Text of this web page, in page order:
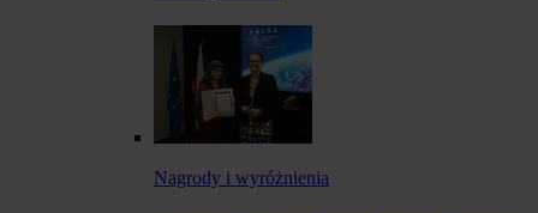
Nagrody i wyróżnienia